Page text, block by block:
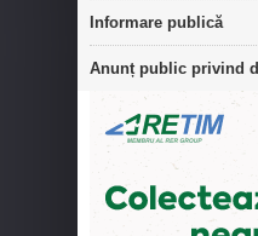
Informare publică
Anunț public privind